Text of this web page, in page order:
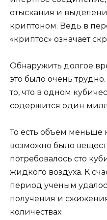
отыскания и
криптоном. Ведь в
«криптос» означает
Обнаружить долгое
это было очень
то, что в одном
содержится один
То есть объем меньше
возможно было
потребовалось сто
жидкого воздуха. К
период ученым
получения и
количествах.